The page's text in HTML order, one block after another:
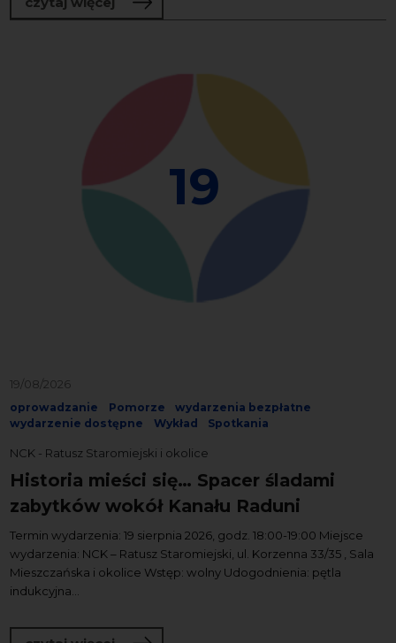
19
19/08/2026
oprowadzanie Pomorze
wydarzenia bezpłatne
wydarzenie dostępne
Wykład Spotkania
NCK - Ratusz Staromiejski i okolice
Historia mieści się… Spacer śladami
zabytków wokół Kanału Raduni
Termin wydarzenia: 19 sierpnia 2026, godz. 18:00-19:00 Miejsce
wydarzenia: NCK – Ratusz Staromiejski, ul. Korzenna 33/35 , Sala
Mieszczańska i okolice Wstęp: wolny Udogodnienia: pętla
indukcyjna...